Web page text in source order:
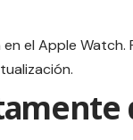
el Apple